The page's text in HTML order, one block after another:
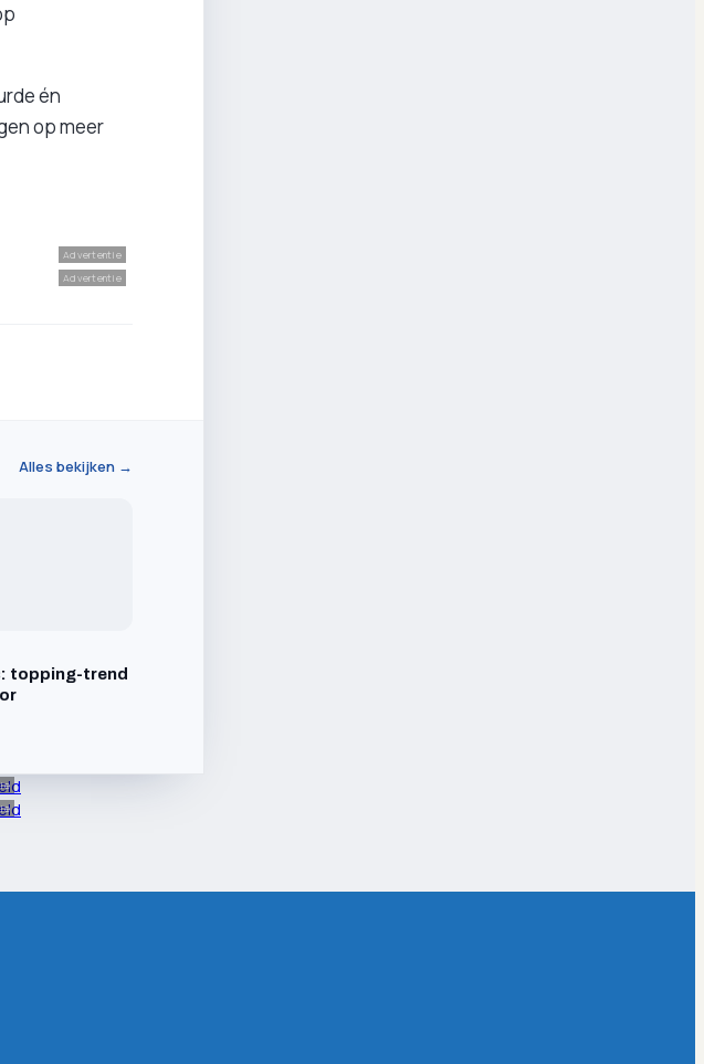
én
op meer
Advertentie
Advertentie
Alles bekijken →
topping-trend